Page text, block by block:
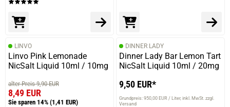
LINVO
Linvo Pink Lemonade
NicSalt Liquid 10ml / 10mg
alter Preis 9,90 EUR
8,49 EUR
Sie sparen 14% (1,41 EUR)
DINNER LADY
Dinner Lady Bar Lemon Tart
NicSalt Liquid 10ml / 20mg
9,50 EUR*
Grundpreis: 950,00 EUR / Liter inkl. MwSt. zzgl.
Versand